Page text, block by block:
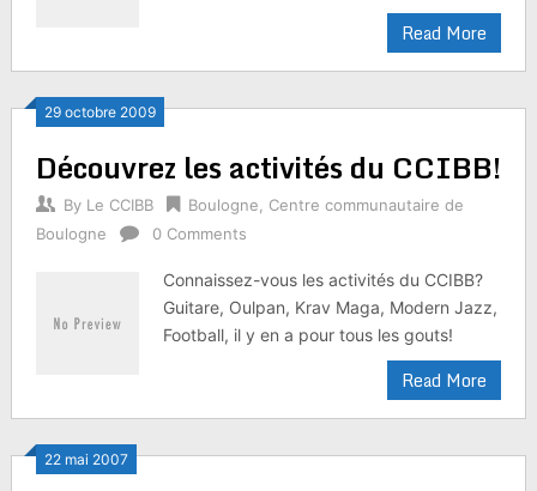
Read More
29 octobre 2009
Découvrez les activités du CCIBB!
By Le CCIBB Boulogne
Centre communautaire de
Boulogne
0 Comments
Connaissez-vous les activités du CCIBB?
Guitare, Oulpan, Krav Maga, Modern Jazz,
Football, il y en a pour tous les gouts!
Read More
22 mai 2007